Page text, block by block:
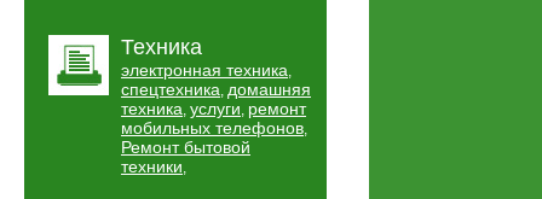
Техника
электронная техника,
спецтехника, домашняя
техника, услуги, ремонт
мобильных телефонов,
Ремонт бытовой
техники,